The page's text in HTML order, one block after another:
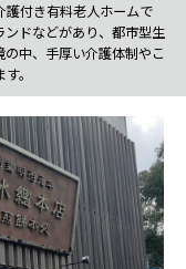
護付き有料老人ホームで
ドなどがあり、都市型生
中、手厚い介護体制やこ
。